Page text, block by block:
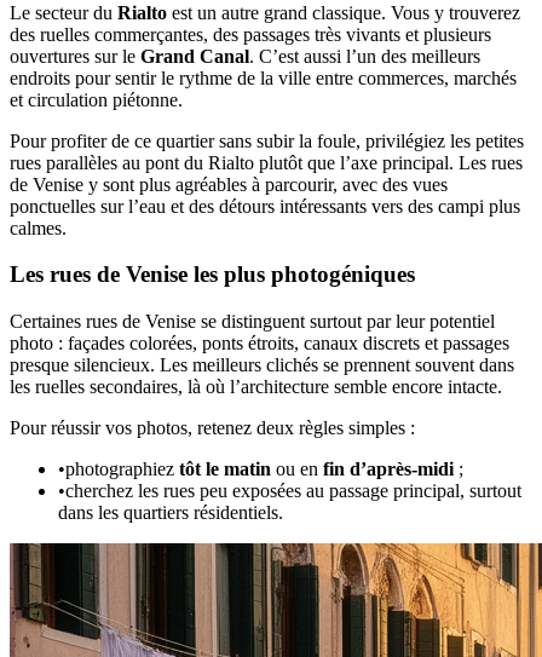
Le secteur du Rialto est un autre grand classique. Vous y trouverez
des ruelles commerçantes, des passages très vivants et plusieurs
ouvertures sur le Grand Canal. C’est aussi l’un des meilleurs
endroits pour sentir le rythme de la ville entre commerces, marchés
et circulation piétonne.
Pour profiter de ce quartier sans subir la foule, privilégiez les petites
rues parallèles au pont du Rialto plutôt que l’axe principal. Les rues
de Venise y sont plus agréables à parcourir, avec des vues
ponctuelles sur l’eau et des détours intéressants vers des campi plus
calmes.
Les rues de Venise les plus photogéniques
Certaines rues de Venise se distinguent surtout par leur potentiel
photo : façades colorées, ponts étroits, canaux discrets et passages
presque silencieux. Les meilleurs clichés se prennent souvent dans
les ruelles secondaires, là où l’architecture semble encore intacte.
Pour réussir vos photos, retenez deux règles simples :
•photographiez tôt le matin ou en fin d’après-midi ;
•cherchez les rues peu exposées au passage principal, surtout
dans les quartiers résidentiels.